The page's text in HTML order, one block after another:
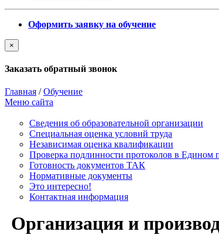
Оформить заявку на обучение
×
Заказать обратный звонок
Главная /Обучение
Меню сайта
Сведения об образовательной организации
Cпециальная оценка условий труда
Независимая оценка квалификации
Проверка подлинности протоколов в Едином
Готовность документов ТАК
Нормативные документы
Это интересно!
Контактная информация
Организация и